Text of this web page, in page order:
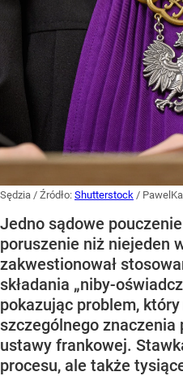
Sędzia / Źródło: Shutterstock /
Jedno sądowe
poruszenie niż niejeden
zakwestionował
składania „niby-
pokazując problem,
szczególnego
ustawy frankowej.
procesu, ale także